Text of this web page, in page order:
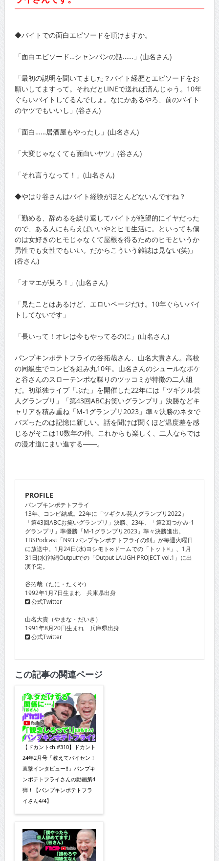
◆バイトでの面白エピソードを頂けますか。
「面白エピソード…シャンパンの話……」(山名さん)
「最初の説明を聞いてました？バイト経歴とエピソードをお
願いしてますって。それだとLINEで送れば済んじゃう。10年
ぐらいバイトしてるんでしょ。なにかあるやろ、前のバイト
のヤツでもいいし」(谷さん)
「面白……居酒屋もやったし」(山名さん)
「大変じゃなくても面白いヤツ」(谷さん)
「それ言うなって！」(山名さん)
◆やはり谷さんはバイト経験がほとんどないんですね？
「勤める、辞めるを繰り返してバイトが絶望的にイヤだった
ので、ある人にもらえばいいやとヒモ生活に。といっても僕
のは女好きのヒモじゃなくて屋根を得るためのヒモというか
男性でも女性でもいい。だからこういう雑誌は見ない(笑)」
(谷さん)
「オマエが見ろ！」(山名さん)
「見たことはあるけど、エロいページだけ。10年ぐらいバイ
トしてないです」
「長いって！オレは今もやってるのに」(山名さん)
パンプキンポテトフライの谷拓哉さん、山名大貴さん。高校
の同級生でコンビを組み丸10年。山名さんのシュールなボケ
と谷さんのスローテンポな喋りのツッコミが特徴の二人組
だ。初単独ライブ「ぶた」を開催した22年には「ツギクル芸
人グランプリ」「第43回ABCお笑いグランプリ」決勝などキ
ャリアを積み重ね「M-1グランプリ2023」準々決勝のネタで
バズったのは記憶に新しい。話を聞けば聞くほど温度差を感
じるがそこは10数年の仲。これからも楽しく、二人ならでは
の漫才道にまい進する――。
PROFILE
パンプキンポテトフライ
13年、コンビ結成。22年に「ツギクル芸人グランプリ2022」
「第43回ABCお笑いグランプリ」決勝、23年、「第2回つかみ-1
グランプリ」準優勝「M-1グランプリ2023」準々決勝進出。
TBSPodcast「N93 パンプキンポテトフライの剣」が毎週火曜日
に放送中。1月24日(水)ヨシモト∞ドームでの「トット×」、1月
31日(水)沖縄Outputでの「Output LAUGH PROJECT vol.1」に出
演予定。
谷拓哉（たに・たくや）
1992年1月7日生まれ 兵庫県出身
公式Twitter
山名大貴（やまな・だいき）
1991年8月20日生まれ 兵庫県出身
公式Twitter
この記事の関連ページ
【ドカントch.#310】ドカント
24年2月号「教えてパイセン！
直撃インタビュー!!」パンプキ
ンポテトフライさんの動画第4
弾！【パンプキンポテトフラ
イさん4/4】